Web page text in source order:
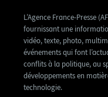
L’Agence France-Presse
fournissant une
vidéo, texte, photo,
événements qui font
conflits à la politique, au
développements en
technologie.